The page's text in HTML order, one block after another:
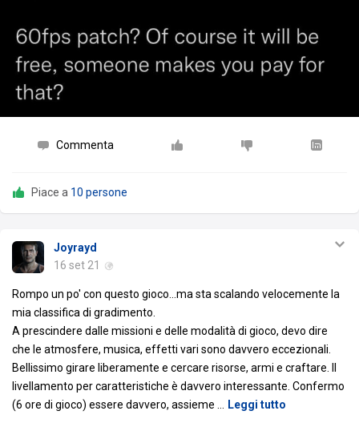
Commenta
Piace a 10 persone
Joyrayd
16 set 21
Rompo un po' con questo gioco...ma sta scalando velocemente la
mia classifica di gradimento.
A prescindere dalle missioni e delle modalità di gioco, devo dire
che le atmosfere, musica, effetti vari sono davvero eccezionali.
Bellissimo girare liberamente e cercare risorse, armi e craftare. Il
livellamento per caratteristiche è davvero interessante. Confermo
(6 ore di gioco) essere davvero, assieme
Leggi tutto